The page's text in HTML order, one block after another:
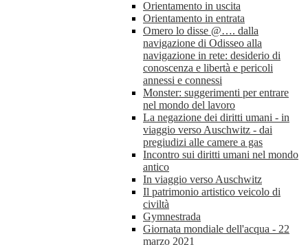
Orientamento in uscita
Orientamento in entrata
Omero lo disse @…. dalla
navigazione di Odisseo alla
navigazione in rete: desiderio di
conoscenza e libertà e pericoli
annessi e connessi
Monster: suggerimenti per entrare
nel mondo del lavoro
La negazione dei diritti umani - in
viaggio verso Auschwitz - dai
pregiudizi alle camere a gas
Incontro sui diritti umani nel mondo
antico
In viaggio verso Auschwitz
Il patrimonio artistico veicolo di
civiltà
Gymnestrada
Giornata mondiale dell'acqua - 22
marzo 2021